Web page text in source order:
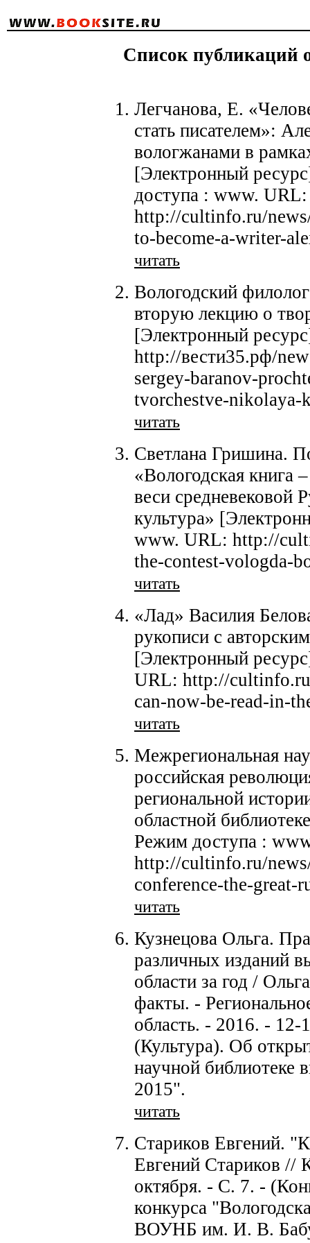
Список публикаций
Легчанова, Е.
стать писателем»:
вологжанами в
[Электронный
доступа : www. URL:
http://cultinfo.ru/
to-become-a-writer-
читать
Вологодский
вторую лекцию о
[Электронный
http://вести35.рф/
sergey-baranov-
tvorchestve-nikolaya-
читать
Светлана Гришина.
«Вологодская книга
веси средневековой
культура»
www. URL: http://
the-contest-vologda-
читать
«Лад» Василия
рукописи с
[Электронный
URL: http://
can-now-be-read-in-
читать
Межрегиональная
российская
региональной
областной
Режим доступа :
http://cultinfo.ru/
conference-the-great-
читать
Кузнецова Ольга.
различных изданий
области за год /
факты. -
область. - 2016. -
(Культура). Об
научной библиотеке
2015".
читать
Стариков Евгений.
Евгений Стариков //
октября. - С. 7. -
конкурса
ВОУНБ им. И. В.